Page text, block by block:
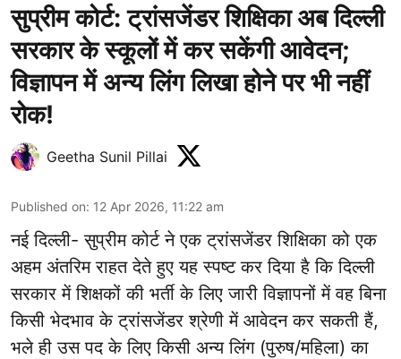
सुप्रीम कोर्ट: ट्रांसजेंडर शिक्षिका अब दिल्ली
सरकार के स्कूलों में कर सकेंगी आवेदन;
विज्ञापन में अन्य लिंग लिखा होने पर भी नहीं
रोक!
Geetha Sunil Pillai
Published on: 12 Apr 2026, 11:22 am
नई दिल्ली- सुप्रीम कोर्ट ने एक ट्रांसजेंडर शिक्षिका को एक
अहम अंतरिम राहत देते हुए यह स्पष्ट कर दिया है कि दिल्ली
सरकार में शिक्षकों की भर्ती के लिए जारी विज्ञापनों में वह बिना
किसी भेदभाव के ट्रांसजेंडर श्रेणी में आवेदन कर सकती हैं,
भले ही उस पद के लिए किसी अन्य लिंग (पुरुष/महिला) का